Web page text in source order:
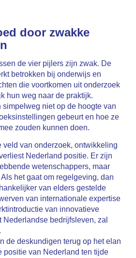
door zwakke
de vier pijlers zijn zwak. De
betrokken bij onderwijs en
die voortkomen uit onderzoek
hun weg naar de praktijk.
simpelweg niet op de hoogte van
gebeurt en hoe ze
zouden kunnen doen.
veld van onderzoek, ontwikkeling
Nederland positie. Er zijn
wetenschappers, maar
het gaat om regelgeving, dan
van elders gestelde
van internationale expertise
van innovatieve
Nederlandse bedrijfsleven, zal
de deskundigen terug op het elan
positie van Nederland ten tijde